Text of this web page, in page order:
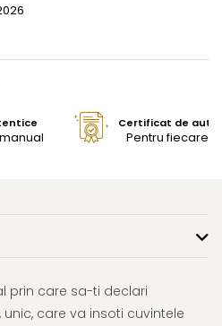
Certificat de
Pentru fiecare
prin care sa-ti declari
care va insoti cuvintele